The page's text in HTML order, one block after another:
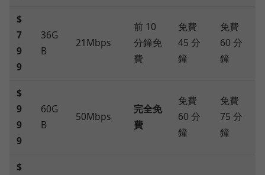
$
7
9
9
36G
B
21Mbps
前 10
分鐘免
費
免費
45 分
鐘
免費
60 分
鐘
$
9
9
9
60G
B
50Mbps
完全免
費
免費
60 分
鐘
免費
75 分
鐘
$